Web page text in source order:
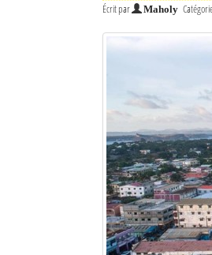
Écrit par Maholy